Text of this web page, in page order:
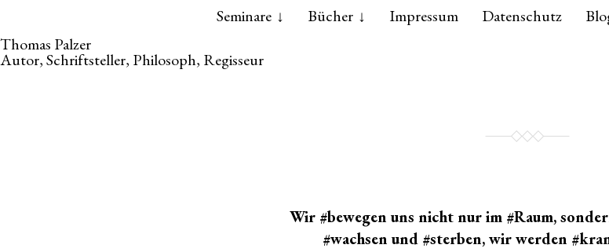
the
content
the
main
Seminare Bücher Impressum Datenschutz
Thomas Palzer
Autor, Schriftsteller, Philosoph, Regisseur
Wir #bewegen uns nicht nur im #Raum,
#wachsen und #sterben, wir werden